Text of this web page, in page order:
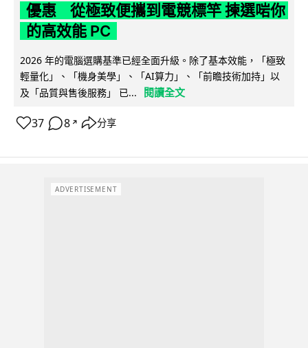
優惠 從極致便攜到電競標竿 揀選啱你
的高效能 PC
2026 年的電腦選購基準已經全面升級。除了基本效能，「極致
輕量化」、「機身美學」、「AI算力」、「前瞻技術加持」以
及「品質與售後服務」 已...
閱讀全文
37 8 ↗ 分享
ADVERTISEMENT